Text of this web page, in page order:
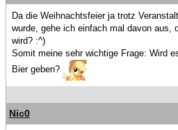
Da die Weihnachtsfeier ja trotz
wurde, gehe ich einfach mal davon aus,
wird? :^)
Somit meine sehr wichtige Frage: Wird
Bier geben?
Nic0